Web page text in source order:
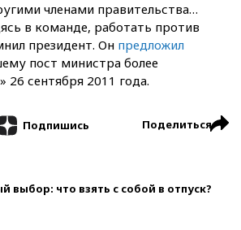
членами правительства…
в команде, работать против
президент. Он предложил
пост министра более
26 сентября 2011 года.
Подпишись Поделиться
выбор: что взять с собой в отпуск?